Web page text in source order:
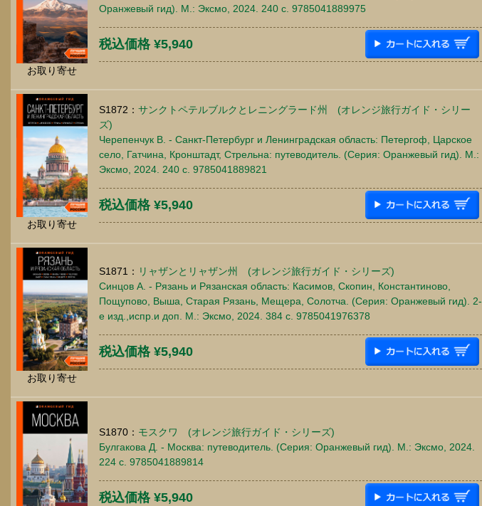
お取り寄せ
Оранжевый гид). М.: Эксмо, 2024. 240 c. 9785041889975
税込価格 ¥5,940
お取り寄せ
S1872： サンクトペテルブルクとレニングラード州 (オレンジ旅行ガイド・シリー
ズ)
Черепенчук В. - Санкт-Петербург и Ленинградская область: Петергоф, Царское
село, Гатчина, Кронштадт, Стрельна: путеводитель. (Серия: Оранжевый гид). М.:
Эксмо, 2024. 240 c. 9785041889821
税込価格 ¥5,940
お取り寄せ
S1871： リャザンとリャザン州 (オレンジ旅行ガイド・シリーズ)
Синцов А. - Рязань и Рязанская область: Касимов, Скопин, Константиново,
Пощупово, Выша, Старая Рязань, Мещера, Солотча. (Серия: Оранжевый гид). 2-
е изд.,испр.и доп. М.: Эксмо, 2024. 384 c. 9785041976378
税込価格 ¥5,940
S1870： モスクワ (オレンジ旅行ガイド・シリーズ)
Булгакова Д. - Москва: путеводитель. (Серия: Оранжевый гид). М.: Эксмо, 2024.
224 c. 9785041889814
税込価格 ¥5,940